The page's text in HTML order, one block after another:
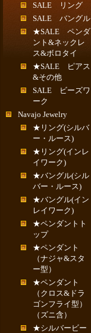
SALE リング
SALE バングル
★SALE ペンダ
ント&ネックレ
ス&ボロタイ
★SALE ピアス
&その他
SALE ビーズワ
ーク
Navajo Jewelry
★リング(シルバ
ー・ルース)
★リング(インレ
イワーク)
★バングル(シル
バー・ルース)
★バングル(イン
レイワーク)
★ペンダントト
ップ
★ペンダント
（ナジャ&スタ
ー型）
★ペンダント
（クロス&ドラ
ゴンフライ型）
（ズニ含）
★シルバービー